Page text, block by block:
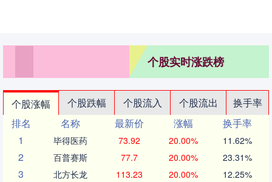
个股实时涨跌榜
个股涨幅 个股跌幅 个股流入 个股流出
换手率
排名
名称 最新价 涨幅
换手率
1
毕得医药 73.92 20.00% 11.62%
2 百普赛斯 77.7 20.00% 23.31%
3 北方长龙 113.23 20.00% 12.25%